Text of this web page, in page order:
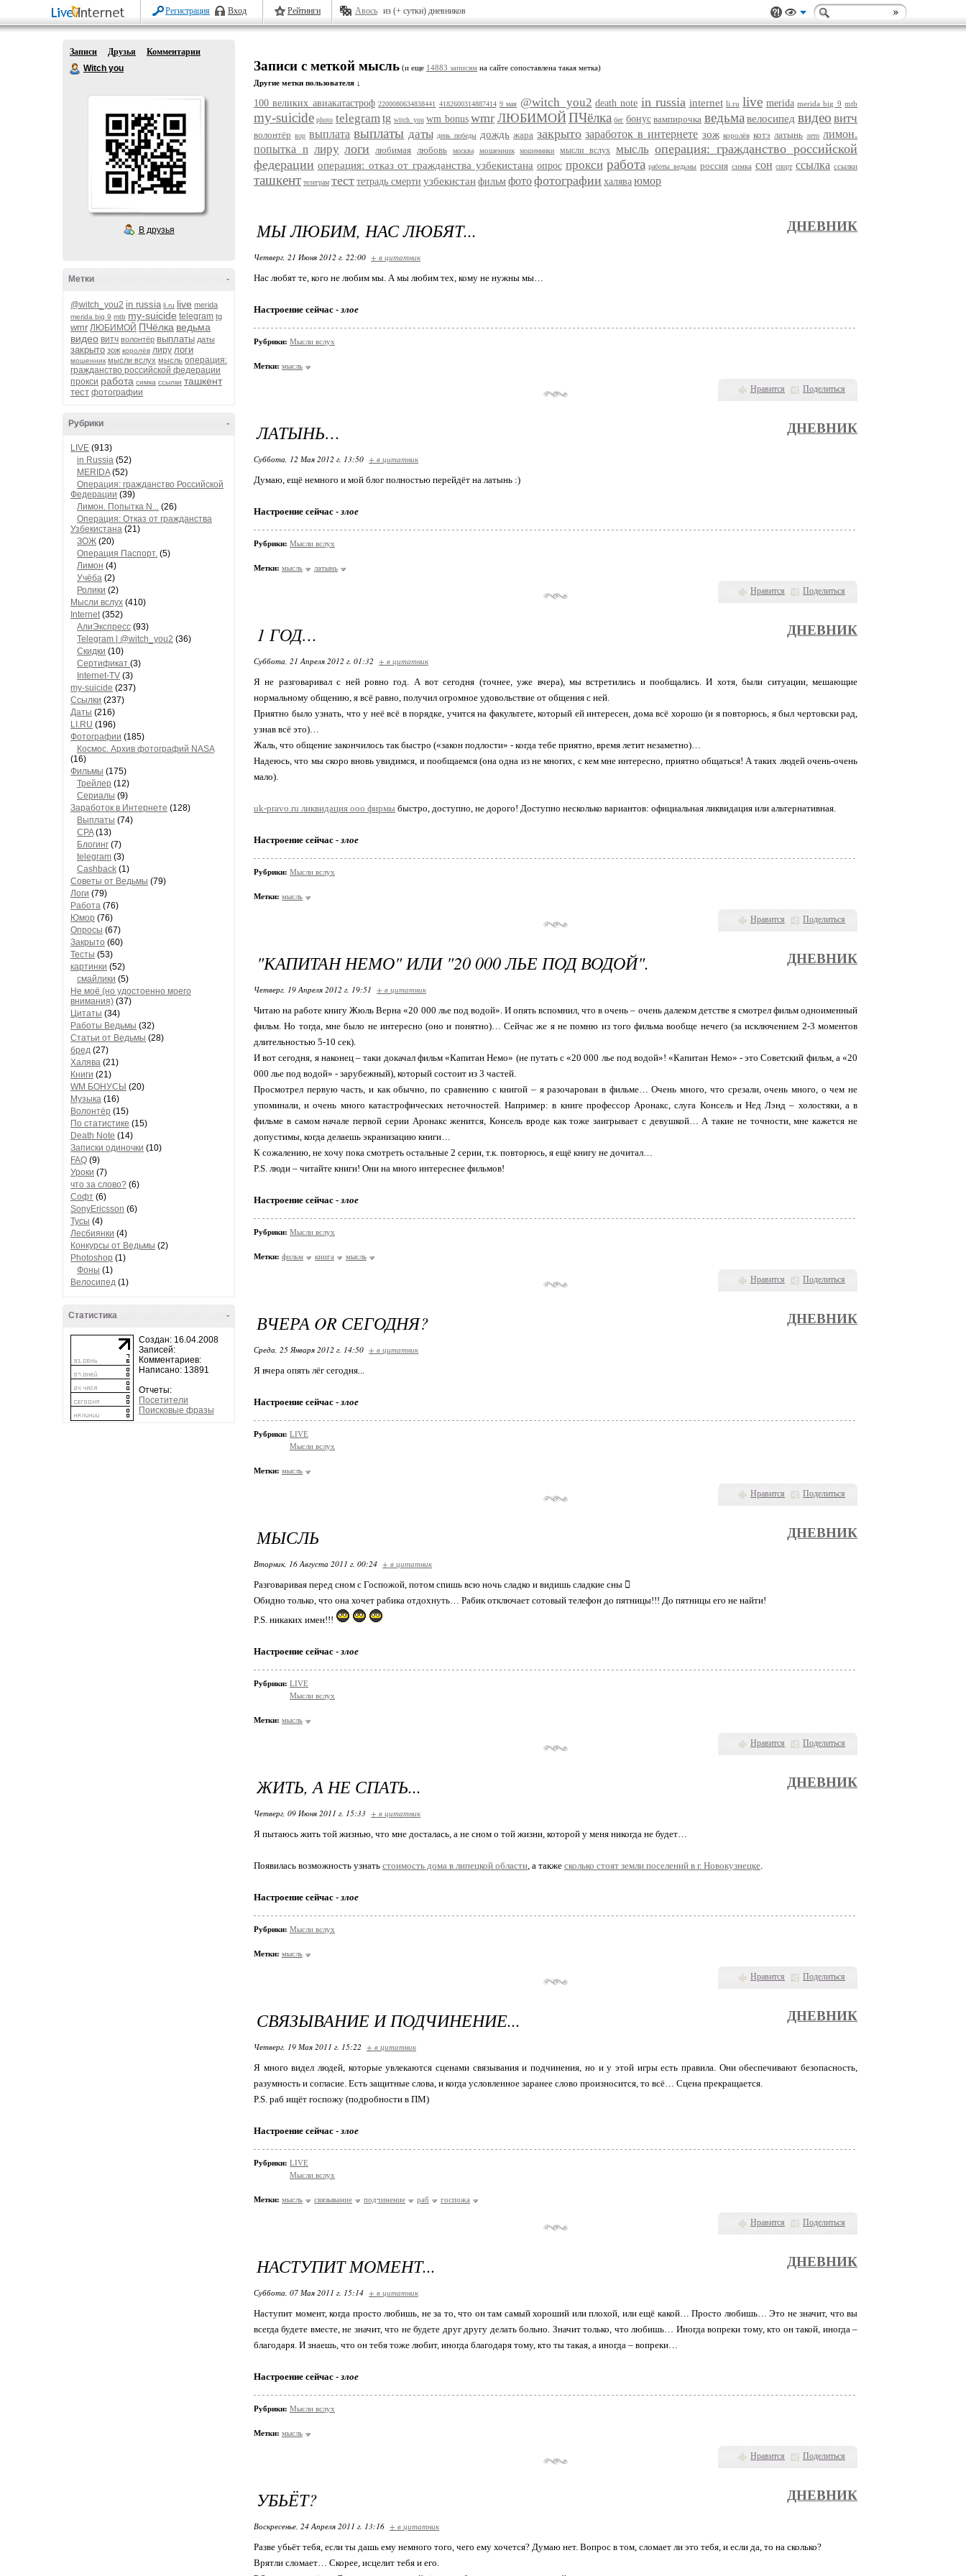
Регистрация Вход Рейтинги Авось из (+ сутки) дневников
Записи Друзья
Комментарии
Witch you
В друзья
-
Метки
@witch_you2 in russia li.ru live merida
merida big 9 mtb my-suicide telegram tg
wmr ЛЮБИМОЙ ПЧёлка ведьма
видео витч волонтёр выплаты даты
закрыто зож королёв лиру логи
мошенник мысли вслух мысль операция:
гражданство российской федерации
прокси работа симка ссылки ташкент
тест фотографии
-
Рубрики
LIVE (913)
in Russia (52)
MERIDA(52)
Операция: гражданство Российской
Федерации (39)
Лимон. Попытка N... (26)
Операция: Отказ от гражданства
Узбекистана (21)
ЗОЖ (20)
Операция Паспорт. (5)
Лимон (4)
Учёба (2)
Ролики (2)
Мысли вслух (410)
Internet(352)
АлиЭкспресс (93)
Telegram | @witch_you2 (36)
Скидки (10)
Сертификат (3)
Internet-TV (3)
my-suicide (237)
Ссылки (237)
Даты (216)
LI.RU (196)
Фотографии (185)
Космос. Архив фотографий NASA
(16)
Фильмы (175)
Трейлер (12)
Сериалы (9)
Заработок в Интернете (128)
Выплаты (74)
CPA(13)
Блогинг (7)
telegram (3)
Cashback (1)
Советы от Ведьмы (79)
Логи (79)
Работа (76)
Юмор (76)
Опросы (67)
Закрыто (60)
Тесты (53)
картинки (52)
смайлики (5)
Не моё (но удостоенно моего
внимания) (37)
Цитаты (34)
Работы Ведьмы (32)
Статьи от Ведьмы (28)
бред (27)
Халява (21)
Книги (21)
WM БОНУСЫ (20)
Музыка (16)
Волонтёр (15)
По статистике (15)
Death Note (14)
Записки одиночки (10)
FAQ (9)
Уроки (7)
что за слово? (6)
Софт (6)
SonyEricsson (6)
Тусы (4)
Лесбиянки (4)
Конкурсы от Ведьмы (2)
Photoshop (1)
Фоны (1)
Велосипед (1)
-
Статистика
Создан: 16.04.2008
Записей:
Комментариев:
Написано: 13891
Отчеты:
Посетители
Поисковые фразы
Записи с меткой мысль (и еще 14883 записям на сайте сопоставлена такая метка)
Другие метки пользователя ↓
100 великих авиакатастроф 2200080634838441 4182600314887414 9 мая @witch_you2 death note in russia internet li.ru live merida merida big 9 mtb
my-suicide photo telegram tg witch_you wm bonus wmr ЛЮБИМОЙПЧёлка бег бонус вампирочка ведьма велосипед видео витч
волонтёр вор выплата выплаты даты день победы дождь жара закрыто заработок в интернете зож королёв котэ латынь лето лимон.
попытка n лиру логи любимая любовь москва мошенник мошенники мысли вслух мысль операция: гражданство российской
федерации операция: отказ от гражданства узбекистана опрос прокси работа работы ведьмы россия симка сон спорт ссылка ссылки
ташкент телеграм тест тетрадь смерти узбекистан фильм фотофотографии халява юмор
Нравится Поделиться
МЫ ЛЮБИМ, НАС ЛЮБЯТ... ДНЕВНИК
Четверг, 21 Июня 2012 г. 22:00 + в цитатник
Нас любят те, кого не любим мы. А мы любим тех, кому не нужны мы…
Настроение сейчас -злое
Рубрики: Мысли вслух
Метки: мысль
Нравится Поделиться
ЛАТЫНЬ… ДНЕВНИК
Суббота, 12 Мая 2012 г. 13:50 + в цитатник
Думаю, ещё немного и мой блог полностью перейдёт на латынь :)
Настроение сейчас -злое
Рубрики: Мысли вслух
Метки: мысль латынь
Нравится Поделиться
1 ГОД… ДНЕВНИК
Суббота, 21 Апреля 2012 г. 01:32 + в цитатник
Я не разговаривал с ней ровно год. А вот сегодня (точнее, уже вчера), мы встретились и пообщались. И хотя, были ситуации, мешающие
нормальному общению, я всё равно, получил огромное удовольствие от общения с ней.
Приятно было узнать, что у неё всё в порядке, учится на факультете, который ей интересен, дома всё хорошо (и я повторюсь, я был чертовски рад,
узнав всё это)…
Жаль, что общение закончилось так быстро («закон подлости» - когда тебе приятно, время летит незаметно)…
Надеюсь, что мы скоро вновь увидимся, и пообщаемся (она одна из не многих, с кем мне интересно, приятно общаться! А таких людей очень-очень
мало).
uk-pravo.ru ликвидация ооо фирмы быстро, доступно, не дорого! Доступно несколько вариантов: официальная ликвидация или альтернативная.
Настроение сейчас -злое
Рубрики: Мысли вслух
Метки: мысль
Нравится Поделиться
"КАПИТАН НЕМО" ИЛИ "20 000 ЛЬЕ ПОД ВОДОЙ". ДНЕВНИК
Четверг, 19 Апреля 2012 г. 19:51 + в цитатник
Читаю на работе книгу Жюль Верна «20 000 лье под водой». И опять вспомнил, что в очень – очень далеком детстве я смотрел фильм одноименный
фильм. Но тогда, мне было не интересно (оно и понятно)… Сейчас же я не помню из того фильма вообще нечего (за исключением 2-3 моментов
длительностью 5-10 сек).
И вот сегодня, я наконец – таки докачал фильм «Капитан Немо» (не путать с «20 000 лье под водой»! «Капитан Немо» - это Советский фильм, а «20
000 лье под водой» - зарубежный), который состоит из 3 частей.
Просмотрел первую часть, и как обычно, по сравнению с книгой – я разочарован в фильме… Очень много, что срезали, очень много, о чем не
упоминали, и очень много катастрофических неточностей. Например: в книге профессор Аронакс, слуга Консель и Нед Лэнд – холостяки, а в
фильме в самом начале первой серии Аронакс женится, Консель вроде как тоже заигрывает с девушкой… А такие не точности, мне кажется не
допустимы, когда делаешь экранизацию книги…
К сожалению, не хочу пока смотреть остальные 2 серии, т.к. повторюсь, я ещё книгу не дочитал…
P.S. люди – читайте книги! Они на много интереснее фильмов!
Настроение сейчас -злое
Рубрики: Мысли вслух
Метки: фильм книга мысль
Нравится Поделиться
ВЧЕРА OR СЕГОДНЯ? ДНЕВНИК
Среда, 25 Января 2012 г. 14:50 + в цитатник
Я вчера опять лёг сегодня...
Настроение сейчас -злое
Рубрики: LIVE
Мысли вслух
Метки: мысль
Нравится Поделиться
МЫСЛЬ ДНЕВНИК
Вторник, 16 Августа 2011 г. 00:24 + в цитатник
Разговаривая перед сном с Госпожой, потом спишь всю ночь сладко и видишь сладкие сны 
Обидно только, что она хочет рабика отдохнуть… Рабик отключает сотовый телефон до пятницы!!! До пятницы его не найти!
P.S. никаких имен!!!
Настроение сейчас -злое
Рубрики: LIVE
Мысли вслух
Метки: мысль
Нравится Поделиться
ЖИТЬ, А НЕ СПАТЬ... ДНЕВНИК
Четверг, 09 Июня 2011 г. 15:33 + в цитатник
Я пытаюсь жить той жизнью, что мне досталась, а не сном о той жизни, которой у меня никогда не будет…
Появилась возможность узнать стоимость дома в липецкой области, а также сколько стоят земли поселений в г. Новокузнецке.
Настроение сейчас -злое
Рубрики: Мысли вслух
Метки: мысль
Нравится Поделиться
СВЯЗЫВАНИЕ И ПОДЧИНЕНИЕ... ДНЕВНИК
Четверг, 19 Мая 2011 г. 15:22 + в цитатник
Я много видел людей, которые увлекаются сценами связывания и подчинения, но и у этой игры есть правила. Они обеспечивают безопасность,
разумность и согласие. Есть защитные слова, и когда условленное заранее слово произносится, то всё… Сцена прекращается.
P.S. раб ищёт госпожу (подробности в ПМ)
Настроение сейчас -злое
Рубрики: LIVE
Мысли вслух
Метки: мысль связывание подчинение раб госпожа
Нравится Поделиться
НАСТУПИТ МОМЕНТ... ДНЕВНИК
Суббота, 07 Мая 2011 г. 15:14 + в цитатник
Наступит момент, когда просто любишь, не за то, что он там самый хороший или плохой, или ещё какой… Просто любишь… Это не значит, что вы
всегда будете вместе, не значит, что не будете друг другу делать больно. Значит только, что любишь… Иногда вопреки тому, кто он такой, иногда –
благодаря. И знаешь, что он тебя тоже любит, иногда благодаря тому, кто ты такая, а иногда – вопреки…
Настроение сейчас -злое
Рубрики: Мысли вслух
Метки: мысль
УБЬЁТ? ДНЕВНИК
Воскресенье, 24 Апреля 2011 г. 13:16 + в цитатник
Разве убьёт тебя, если ты дашь ему немного того, чего ему хочется? Думаю нет. Вопрос в том, сломает ли это тебя, и если да, то на сколько?
Врятли сломает… Скорее, исцелит тебя и его.